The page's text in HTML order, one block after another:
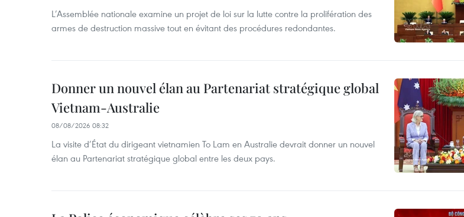
L’Assemblée nationale examine un projet de loi sur la lutte contre la prolifération des
armes de destruction massive tout en évitant des procédures redondantes.
Donner un nouvel élan au Partenariat stratégique global
Vietnam-Australie
08/08/2026 08:32
La visite d’État du dirigeant vietnamien To Lam en Australie devrait donner un nouvel
élan au Partenariat stratégique global entre les deux pays.